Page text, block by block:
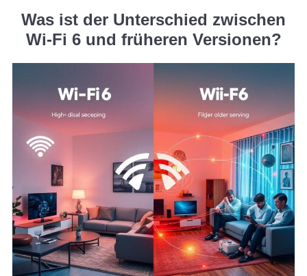
Was ist der Unterschied zwischen
Wi-Fi 6 und früheren Versionen?